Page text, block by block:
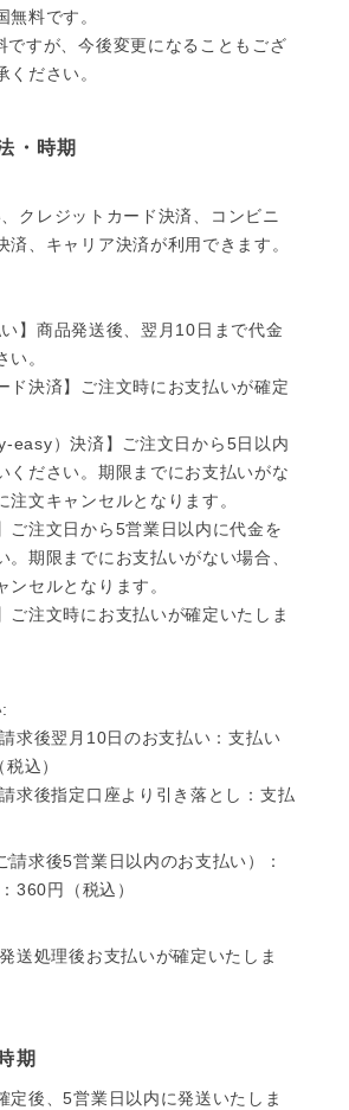
無料です。
すが、今後変更になることもござ
ください。
・時期
クレジットカード決済、コンビニ
済、キャリア決済が利用できます。
い】商品発送後、翌月10日まで代金
い。
ド決済】ご注文時にお支払いが確定
easy）決済】ご注文日から5日以内
ください。期限までにお支払いがな
注文キャンセルとなります。
ご注文日から5営業日以内に代金を
。期限までにお支払いがない場合、
ンセルとなります。
ご注文時にお支払いが確定いたしま
求後翌月10日のお支払い：支払い
込）
求後指定口座より引き落とし：支払
請求後5営業日以内のお支払い）：
360円（税込）
送処理後お支払いが確定いたしま
期
定後、5営業日以内に発送いたしま